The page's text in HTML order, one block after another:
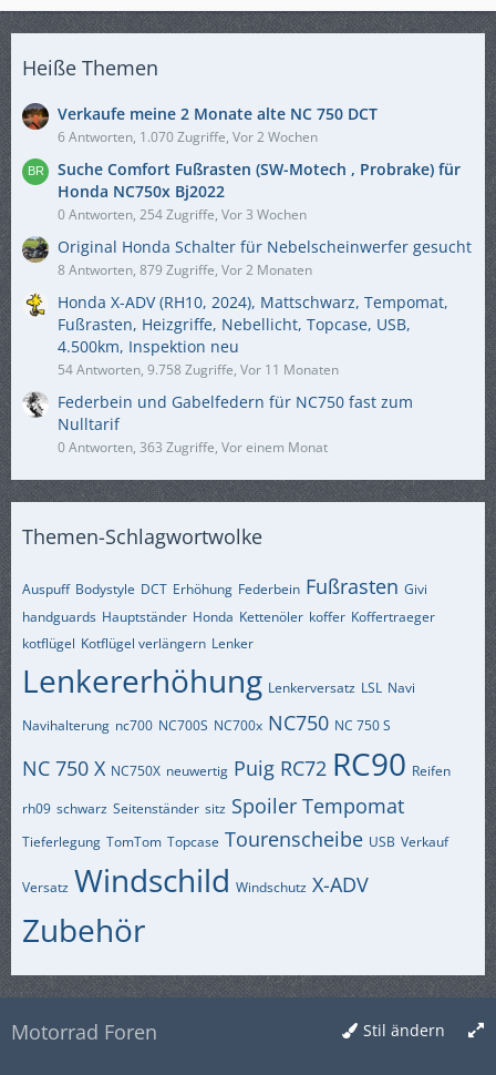
Heiße Themen
Verkaufe meine 2 Monate alte NC 750 DCT
6 Antworten, 1.070 Zugriffe, Vor 2 Wochen
Suche Comfort Fußrasten (SW-Motech , Probrake) für
Honda NC750x Bj2022
0 Antworten, 254 Zugriffe, Vor 3 Wochen
Original Honda Schalter für Nebelscheinwerfer gesucht
8 Antworten, 879 Zugriffe, Vor 2 Monaten
Honda X-ADV (RH10, 2024), Mattschwarz, Tempomat,
Fußrasten, Heizgriffe, Nebellicht, Topcase, USB,
4.500km, Inspektion neu
54 Antworten, 9.758 Zugriffe, Vor 11 Monaten
Federbein und Gabelfedern für NC750 fast zum
Nulltarif
0 Antworten, 363 Zugriffe, Vor einem Monat
Themen-Schlagwortwolke
Auspuff Bodystyle DCT Erhöhung Federbein Fußrasten Givi
handguards Hauptständer Honda Kettenöler koffer Koffertraeger
kotflügel Kotflügel verlängern Lenker
Lenkererhöhung Lenkerversatz LSL Navi
Navihalterung nc700 NC700S NC700x NC750 NC 750 S
NC 750 X NC750X neuwertig Puig RC72 RC90 Reifen
rh09 schwarz Seitenständer sitz Spoiler Tempomat
Tieferlegung TomTom Topcase Tourenscheibe USB Verkauf
Versatz Windschild Windschutz X-ADV
Zubehör
Stil ändern
Motorrad Foren